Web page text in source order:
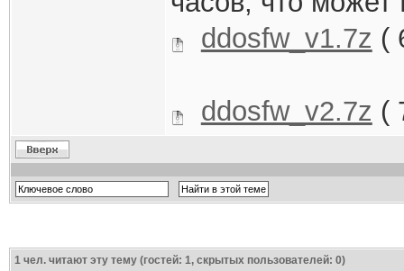
ddosfw_v1.7z (
ddosfw_v2.7z (
1чел. читают эту тему (гостей: 1, скрытых пользователей: 0)